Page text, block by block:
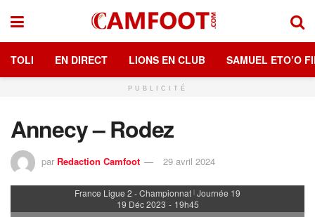
TOLI EN DIRECT LIONS EN CLUB SAMUEL ETO’O
PUBLICITÉ
Annecy – Rodez
par Redaction Camfoot 29 avril 2024
France Ligue 2 - Championnat | Journée 19
19 Déc 2023 - 19h45